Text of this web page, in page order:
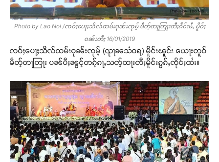
Photo by Lao Noi /ၸဝ်ႈပေႃႈသိလ်ထမ်းဝုၼ်းၸုမ့် မဵတ့်တႃတြႃးတီႈၵဵင်းမႆႇ မိူဝ်ႈ
ဝၼ်းတီႈ 16/01/2019
ၸဝ်ႈပေႃႈသိလ်ထမ်းဝုၼ်းၸုမ့် (ၺႃၼသံဝရ) မိူင်းၽူင်း ယေႃးတူဝ်
မဵတ့်တႃတြႃး ပၼ်ပီႈၼွင့်တၵ့်ၵႃႇသတ့်ထႃးတီႈမိူင်းၵွၵ်ႇၸိုင်ႈထႆး။